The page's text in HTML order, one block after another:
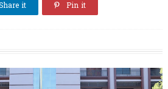
it Pin it